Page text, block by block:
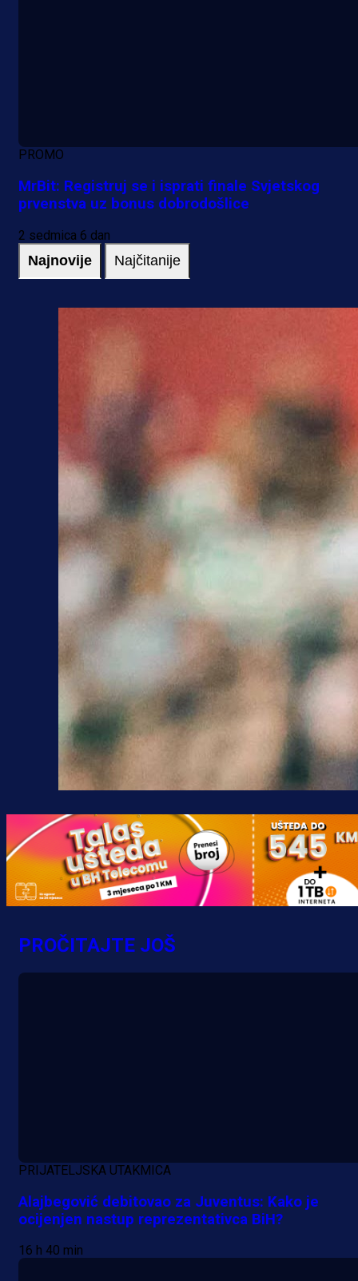
PROMO
MrBit: Registruj se i isprati finale Svjetskog
prvenstva uz bonus dobrodošlice
2 sedmica 6 dan
Najnovije Najčitanije
PROČITAJTE JOŠ
PRIJATELJSKA UTAKMICA
Alajbegović debitovao za Juventus: Kako je
ocijenjen nastup reprezentativca BiH?
16 h 40 min